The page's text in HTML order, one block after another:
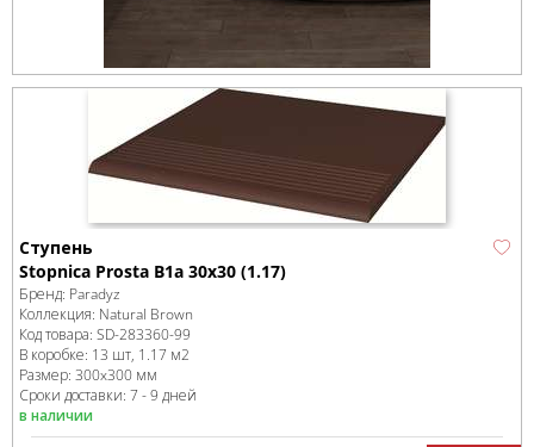
Ступень
Stopnica Prosta B1a 30x30 (1.17)
Бренд: Paradyz
Коллекция: Natural Brown
Код товара: SD-283360-99
В коробке: 13 шт, 1.17 м2
Размер: 300x300 мм
Сроки доставки: 7 - 9 дней
в наличии